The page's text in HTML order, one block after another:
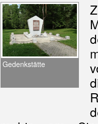
Gedenkstätte